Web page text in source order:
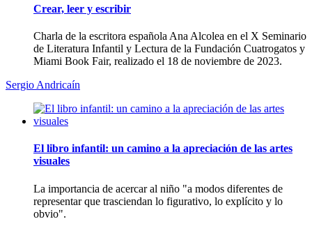
Crear, leer y escribir
Charla de la escritora española Ana Alcolea en el X Seminario
de Literatura Infantil y Lectura de la Fundación Cuatrogatos y
Miami Book Fair, realizado el 18 de noviembre de 2023.
Sergio Andricaí­n
El libro infantil: un camino a la apreciación de las artes
visuales
La importancia de acercar al niño "a modos diferentes de
representar que trasciendan lo figurativo, lo explí­cito y lo
obvio".